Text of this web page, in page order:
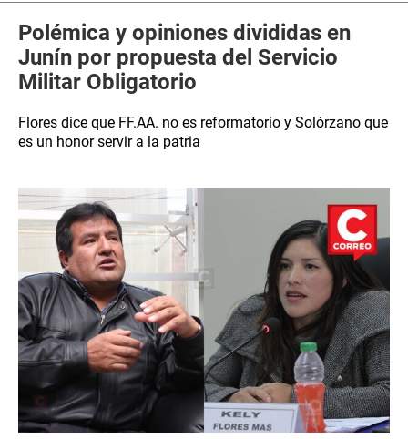
Polémica y opiniones divididas en
Junín por propuesta del Servicio
Militar Obligatorio
Flores dice que FF.AA. no es reformatorio y Solórzano que
es un honor servir a la patria